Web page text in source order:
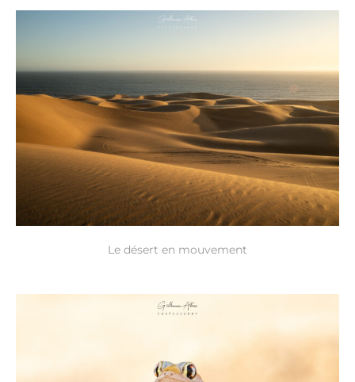
Le désert en mouvement